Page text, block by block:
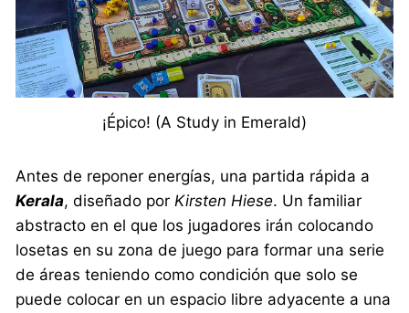
¡Épico! (A Study in Emerald)
Antes de reponer energías, una partida rápida a
Kerala, diseñado por Kirsten Hiese. Un familiar
abstracto en el que los jugadores irán colocando
losetas en su zona de juego para formar una serie
de áreas teniendo como condición que solo se
puede colocar en un espacio libre adyacente a una